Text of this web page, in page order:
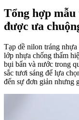
Tổng hợp
được ưa
Tạp dề nilon tráng
lớp nhựa chống thấm
bụi bẩn và nước trong
sắc tươi sáng để lựa
đến sự đơn giản nhưng